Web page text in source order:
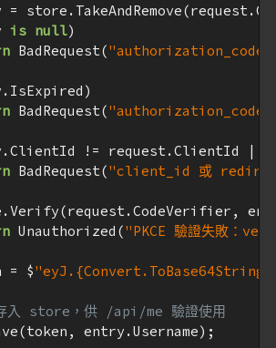
is null)
BadRequest("authorization_code
BadRequest("authorization_code
!= request.ClientId ||
BadRequest("client_id 或
Unauthorized("PKCE 驗證失敗：
= $
入 store，供 /api/me 驗證使用
entry.Username);